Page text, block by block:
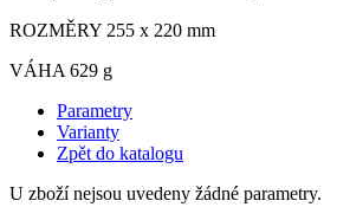
ROZMĚRY 255 x 220 mm
VÁHA 629 g
Parametry
Varianty
Zpět do katalogu
U zboží nejsou uvedeny žádné parametry.